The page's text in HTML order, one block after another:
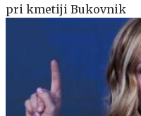
pri kmetiji Bukovnik